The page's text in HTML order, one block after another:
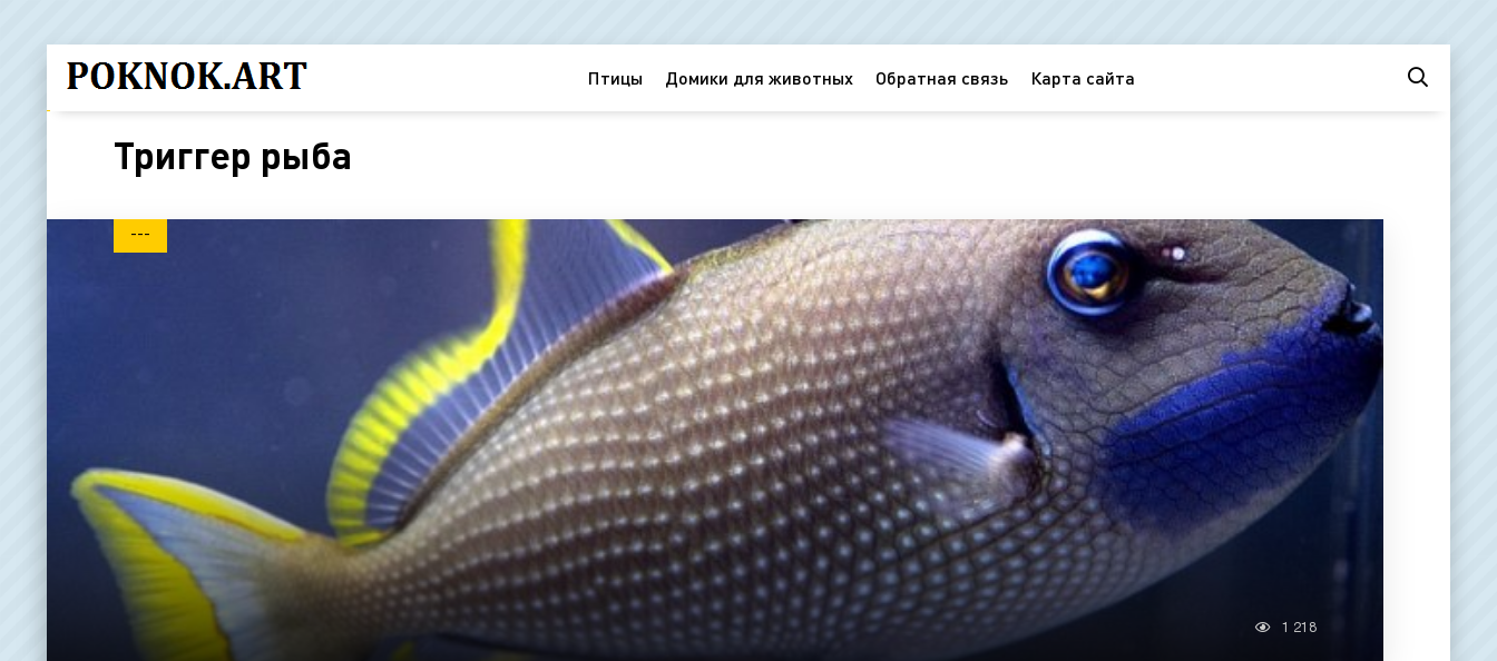
Птицы Домики для животных Обратная связь Карта сайта
Триггер рыба
---
1 218